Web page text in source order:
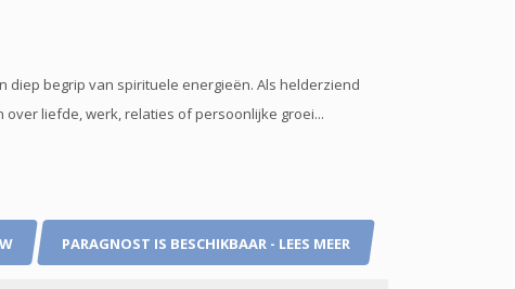
diep begrip van spirituele energieën. Als helderziend
liefde, werk, relaties of persoonlijke groei...
PARAGNOST IS BESCHIKBAAR - LEES MEER